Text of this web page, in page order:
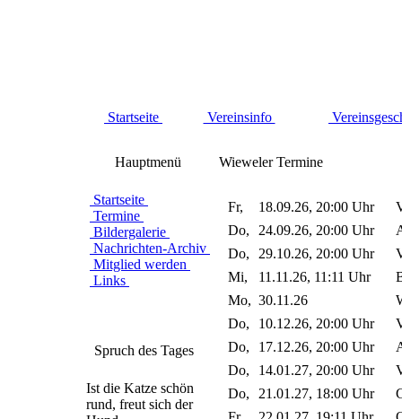
Startseite Vereinsinfo
Hauptmenü
Startseite
Termine
Bildergalerie
Nachrichten-Archiv
Mitglied werden
Links
Spruch des Tages
Ist die Katze schön
rund, freut sich der
Wieweler Termine
Fr, 18.09.26, 20:00 Uhr
Do,
24.09.26, 20:00 Uhr
Do,
29.10.26, 20:00 Uhr
Mi,
11.11.26, 11:11 Uhr
Mo, 30.11.26
Do,
10.12.26, 20:00 Uhr
Do,
17.12.26, 20:00 Uhr
Do,
14.01.27, 20:00 Uhr
Do,
21.01.27, 18:00 Uhr